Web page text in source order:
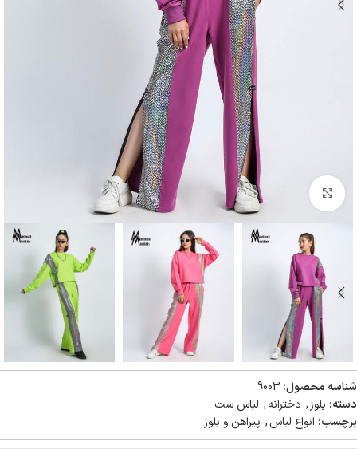
بزرگنمایی تصویر
شناسه محصول: 9003
دسته: بلوز, دخترانه, لباس ست
برچسب: انواع لباس, پیراهن و بلوز